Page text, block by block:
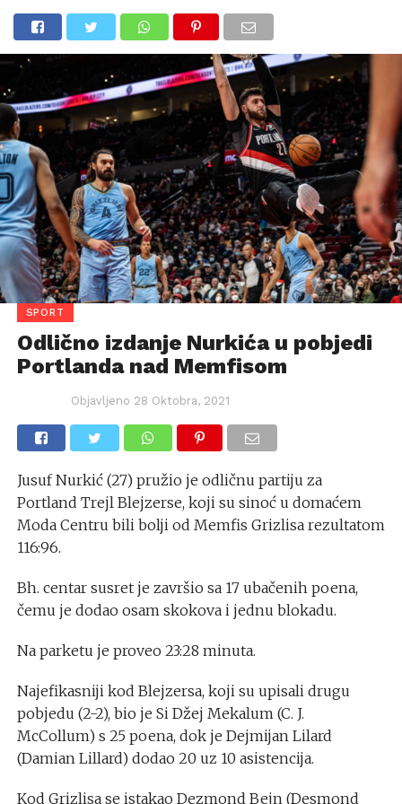
SPORT
Odlično izdanje Nurkića u pobjedi
Portlanda nad Memfisom
Objavljeno 28 Oktobra, 2021
Jusuf Nurkić (27) pružio je odličnu partiju za
Portland Trejl Blejzerse, koji su sinoć u domaćem
Moda Centru bili bolji od Memfis Grizlisa rezultatom
116:96.
Bh. centar susret je završio sa 17 ubačenih poena,
čemu je dodao osam skokova i jednu blokadu.
Na parketu je proveo 23:28 minuta.
Najefikasniji kod Blejzersa, koji su upisali drugu
pobjedu (2-2), bio je Si Džej Mekalum (C. J.
McCollum) s 25 poena, dok je Dejmijan Lilard
(Damian Lillard) dodao 20 uz 10 asistencija.
Kod Grizlisa se istakao Dezmond Bejn (Desmond